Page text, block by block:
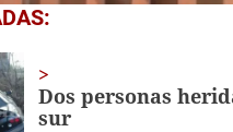
Dos personas
sur